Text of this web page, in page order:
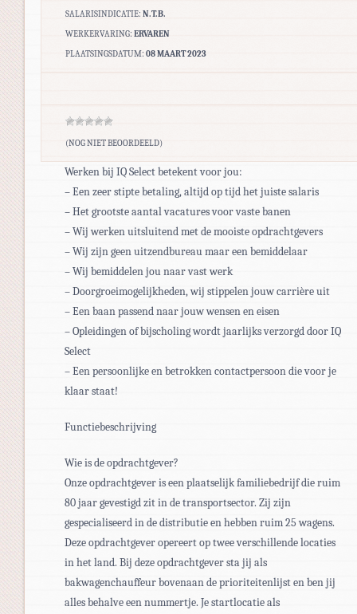
SALARISINDICATIE: N.T.B.
WERKERVARING: ERVAREN
PLAATSINGSDATUM: 08 MAART 2023
(NOG NIET BEOORDEELD)
Werken bij IQ Select betekent voor jou:
– Een zeer stipte betaling, altijd op tijd het juiste salaris
– Het grootste aantal vacatures voor vaste banen
– Wij werken uitsluitend met de mooiste opdrachtgevers
– Wij zijn geen uitzendbureau maar een bemiddelaar
– Wij bemiddelen jou naar vast werk
– Doorgroeimogelijkheden, wij stippelen jouw carrière uit
– Een baan passend naar jouw wensen en eisen
– Opleidingen of bijscholing wordt jaarlijks verzorgd door IQ
Select
– Een persoonlijke en betrokken contactpersoon die voor je
klaar staat!
Functiebeschrijving
Wie is de opdrachtgever?
Onze opdrachtgever is een plaatselijk familiebedrijf die ruim
80 jaar gevestigd zit in de transportsector. Zij zijn
gespecialiseerd in de distributie en hebben ruim 25 wagens.
Deze opdrachtgever opereert op twee verschillende locaties
in het land. Bij deze opdrachtgever sta jij als
bakwagenchauffeur bovenaan de prioriteitenlijst en ben jij
alles behalve een nummertje. Je startlocatie als